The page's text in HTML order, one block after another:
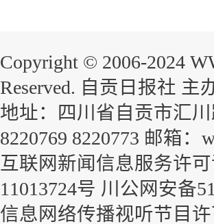
Copyright © 2006-2024
Reserved. 自贡日报社 主
地址：四川省自贡市汇
8220769 8220773 邮箱：
互联网新闻信息服务许
11013724号 川公网安备
信息网络传播视听节目